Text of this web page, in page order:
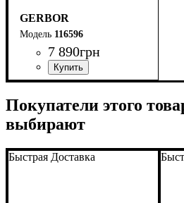
GERBOR
116596
7 890грн
ширина, мм: 700
высота, мм: 1950
глубина, мм: 400
Покупатели этого
выбирают
Быстрая Доставка